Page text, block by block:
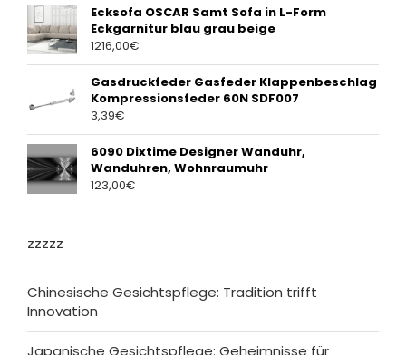
Ecksofa OSCAR Samt Sofa in L-Form
Eckgarnitur blau grau beige
1216,00€
Gasdruckfeder Gasfeder Klappenbeschlag
Kompressionsfeder 60N SDF007
3,39€
6090 Dixtime Designer Wanduhr,
Wanduhren, Wohnraumuhr
123,00€
zzzzz
Chinesische Gesichtspflege: Tradition trifft
Innovation
Japanische Gesichtspflege: Geheimnisse für